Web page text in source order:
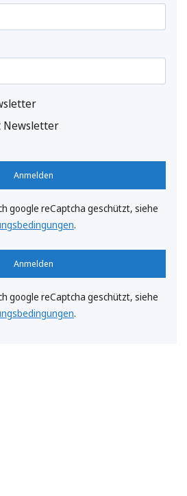
Newsletter
Anmelden
google reCaptcha geschützt, siehe
.
Anmelden
google reCaptcha geschützt, siehe
.